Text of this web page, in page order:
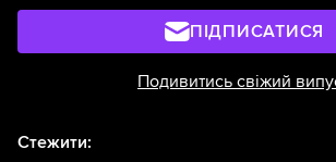
ПІДПИСАТИСЯ
Подивитись свіжий
Стежити: